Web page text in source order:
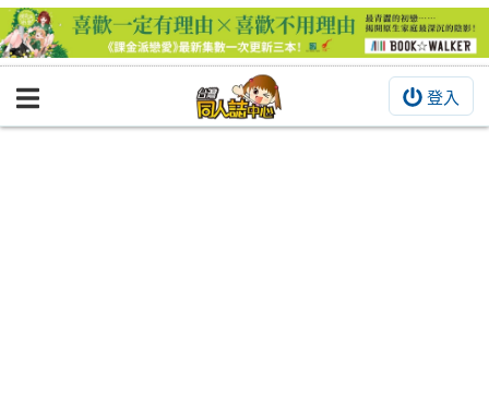
登入
BOOKY書集倉庫